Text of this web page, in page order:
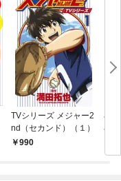
TVシリーズ メジャー2
nd（セカンド）（１）
990
小
小
～